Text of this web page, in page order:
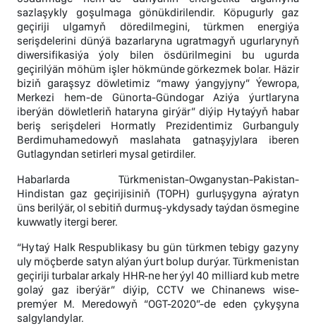
sazlaşykly goşulmaga gönükdirilendir. Köpugurly gaz
geçiriji ulgamyň döredilmegini, türkmen energiýa
serişdelerini dünýä bazarlaryna ugratmagyň ugurlarynyň
diwersifikasiýa ýoly bilen ösdürilmegini bu ugurda
geçirilýän möhüm işler hökmünde görkezmek bolar. Häzir
biziň garaşsyz döwletimiz “mawy ýangyjyny” Ýewropa,
Merkezi hem-de Günorta-Gündogar Aziýa ýurtlaryna
iberýän döwletleriň hataryna girýär” diýip Hytaýyň habar
beriş serişdeleri Hormatly Prezidentimiz Gurbanguly
Berdimuhamedowyň maslahata gatnaşyjylara iberen
Gutlagyndan setirleri mysal getirdiler.
Habarlarda Türkmenistan-Owganystan-Pakistan-
Hindistan gaz geçirijisiniň (TOPH) gurluşygyna aýratyn
üns berilýär, ol sebitiň durmuş-ykdysady taýdan ösmegine
kuwwatly itergi berer.
“Hytaý Halk Respublikasy bu gün türkmen tebigy gazyny
uly möçberde satyn alýan ýurt bolup durýar. Türkmenistan
geçiriji turbalar arkaly HHR-ne her ýyl 40 milliard kub metre
golaý gaz iberýär” diýip, CCTV we Chinanews wise-
premýer M. Meredowyň “OGT-2020”-de eden çykyşyna
salgylandylar.